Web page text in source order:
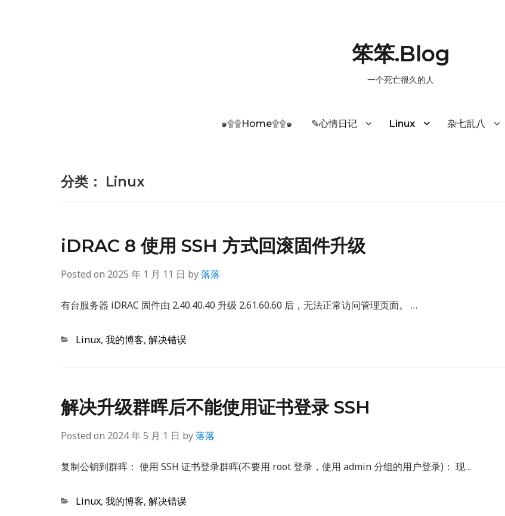
笨笨.Blog
一个死亡很久的人
๑۩۩Home۩۩๑ ✎心情日记 Linux 杂七乱八
分类： Linux
iDRAC 8 使用 SSH 方式回滚固件升级
Posted on 2025 年 1 月 11 日 by落落
有台服务器 iDRAC 固件由 2.40.40.40 升级 2.61.60.60 后，无法正常访问管理页面。 …
Categories
Linux, 我的博客, 解决错误
解决升级群晖后不能使用证书登录 SSH
Posted on 2024 年 5 月 1 日 by落落
复制公钥到群晖： 使用 SSH 证书登录群晖(不要用 root 登录，使用 admin 分组的用户登录)： 现…
Categories
Linux, 我的博客, 解决错误